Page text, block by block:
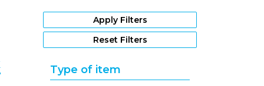
Apply Filters
Reset Filters
Type of item